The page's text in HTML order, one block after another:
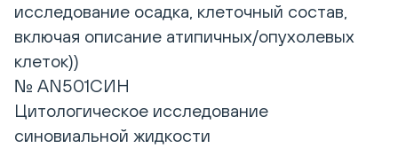
исследование осадка, клеточный состав,
включая описание атипичных/опухолевых
клеток))
№ AN501СИН
Цитологическое исследование
синовиальной жидкости